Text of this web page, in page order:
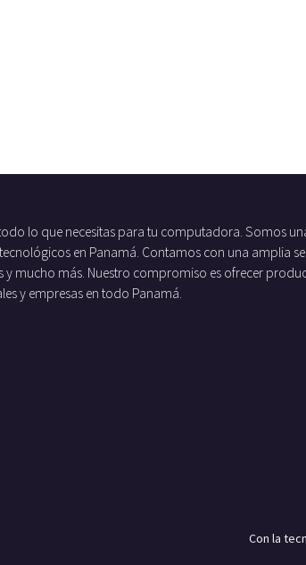
lo que necesitas para tu computadora. Somos
en Panamá. Contamos con una amplia
y mucho más. Nuestro compromiso es ofrecer
y empresas en todo Panamá.
Con la